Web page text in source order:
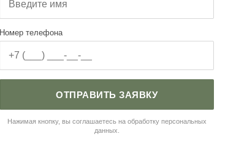
Номер телефона
ОТПРАВИТЬ ЗАЯВКУ
Нажимая кнопку, вы соглашаетесь на обработку персональных
данных.